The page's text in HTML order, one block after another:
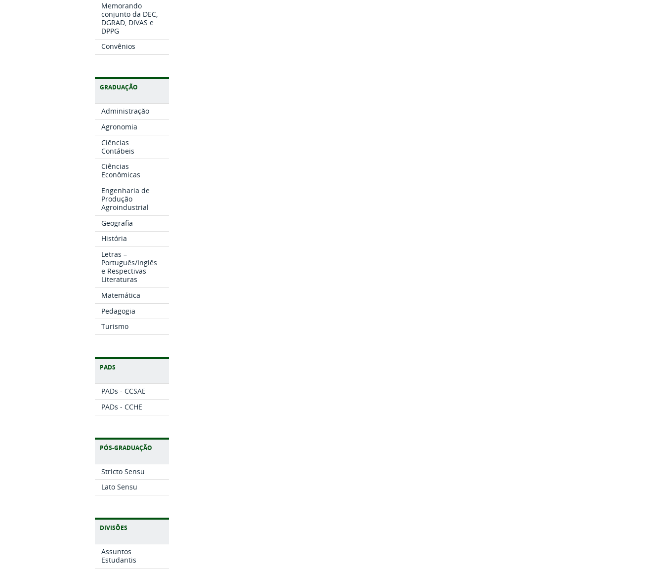
Memorando
conjunto da DEC,
DGRAD, DIVAS e
DPPG
Convênios
GRADUAÇÃO
Administração
Agronomia
Ciências
Contábeis
Ciências
Econômicas
Engenharia de
Produção
Agroindustrial
Geografia
História
Letras –
Português/Inglês
e Respectivas
Literaturas
Matemática
Pedagogia
Turismo
PADS
PADs - CCSAE
PADs - CCHE
PÓS-GRADUAÇÃO
Stricto Sensu
Lato Sensu
DIVISÕES
Assuntos
Estudantis